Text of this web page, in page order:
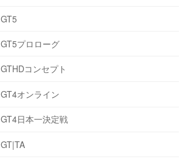
GT5
GT5プロローグ
GTHDコンセプト
GT4オンライン
GT4日本一決定戦
GT|TA